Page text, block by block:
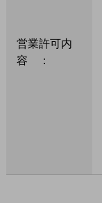
営業許可内
容 ：